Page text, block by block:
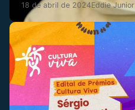
18 de abril de 2024Eddie Junior